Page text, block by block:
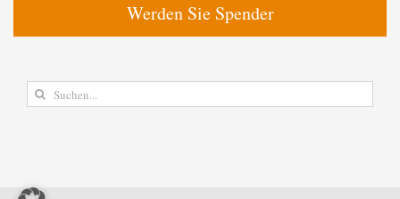
Werden Sie Spender
Suche
nach: